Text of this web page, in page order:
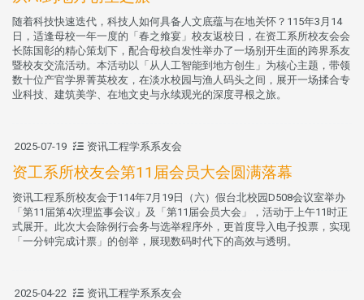
随着科技快速迭代，科技人如何具备人文底蕴与在地关怀？115年3月14
日，适逢母校一年一度的「春之飨宴」校友返校日，在资工系所校友会会
长陈国彰的精心策划下，配合母校自发性举办了一场别开生面的跨界系友
暨校友交流活动。本活动以「从人工智能到地方创生」为核心主题，带领
数十位产官学界菁英校友，在淡水校园与渔人码头之间，展开一场揉合专
业科技、建筑美学、在地文史与永续观光的深度寻根之旅。
2025-07-19 资讯工程学系系友会
资工系所校友会第11届会员大会圆满落幕
资讯工程系所校友会于114年7月19日（六）假台北校园D508会议室举办
「第11届第4次理监事会议」及「第11届会员大会」，活动于上午11时正
式展开。此次大会除例行会务与选举程序外，更首度导入电子投票，实现
「一分钟完成计票」的创举，展现数码时代下的高效与透明。
2025-04-22 资讯工程学系系友会